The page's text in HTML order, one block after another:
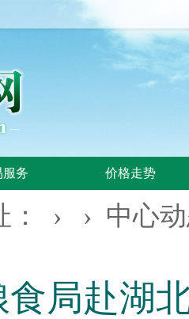
服务 价格走势
： › › 中心
局赴湖